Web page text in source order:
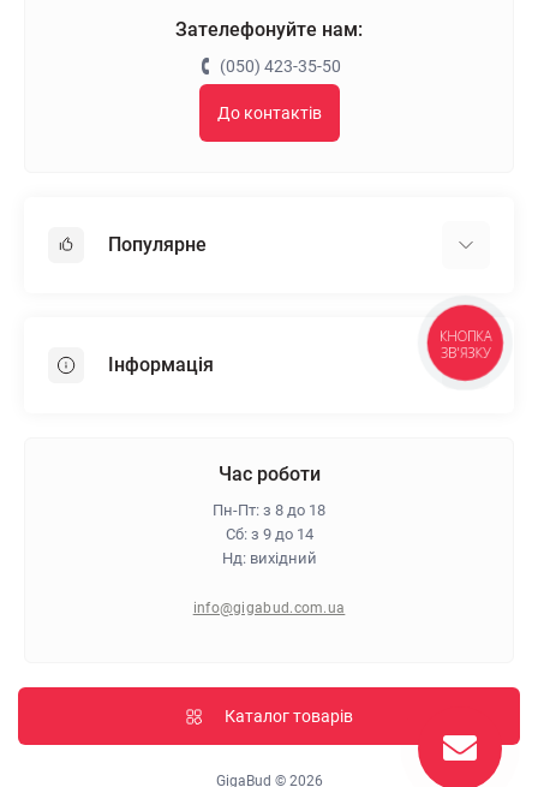
Зателефонуйте нам:
(050) 423-35-50
До контактів
Популярне
Пінопласт
Інформація
Гарантія та повернення
Політика конфіденційності
Час роботи
Пн-Пт: з 8 до 18
Сб: з 9 до 14
Нд: вихідний
info@gigabud.com.ua
Каталог товарів
GigaBud © 2026
КНОПКА
ЗВ'ЯЗКУ